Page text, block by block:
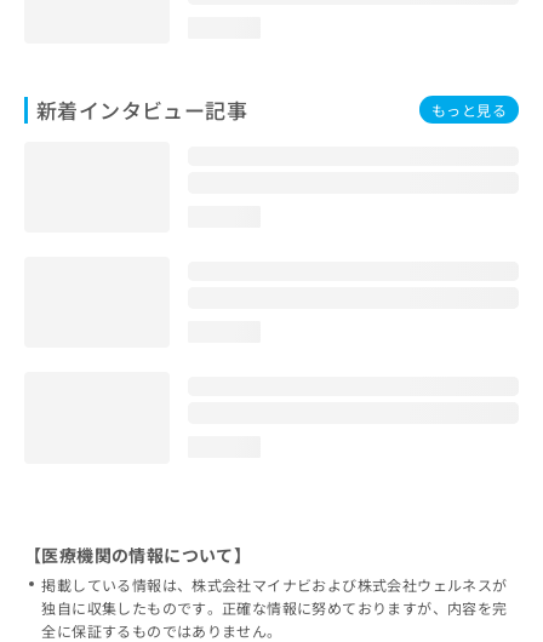
新着インタビュー記事 もっと見る
【医療機関の情報について】
掲載している情報は、株式会社マイナビおよび株式会社ウェルネスが
独自に収集したものです。正確な情報に努めておりますが、内容を完
全に保証するものではありません。